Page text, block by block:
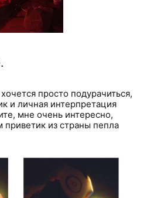
просто подурачиться,
и личная интерпретация
мне очень интересно,
приветик из страны пепла